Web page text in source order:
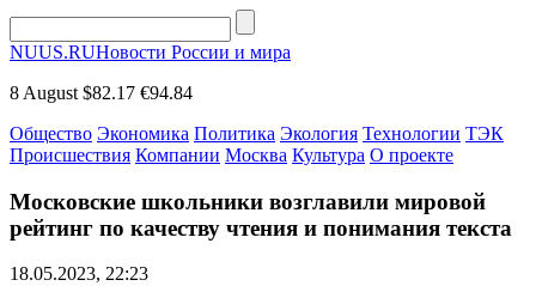
NUUS.RUНовости России и мира
8 August $82.17 €94.84
Общество Экономика Политика Экология Технологии ТЭК
Происшествия Компании Москва Культура О проекте
Московские школьники возглавили мировой
рейтинг по качеству чтения и понимания текста
18.05.2023, 22:23